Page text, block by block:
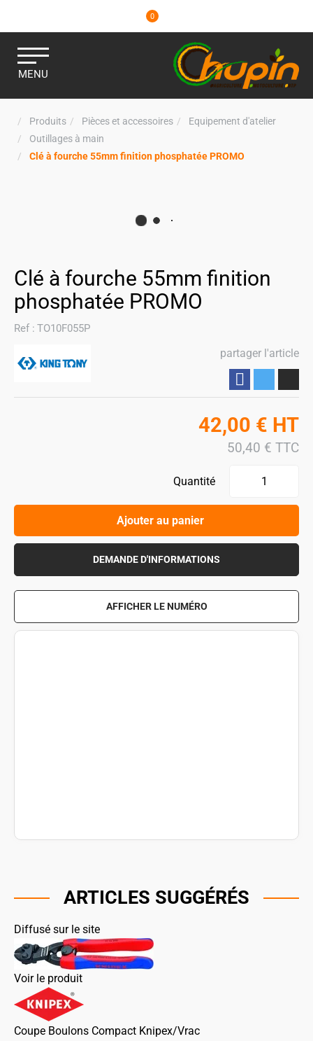
0
MENU
Produits Pièces et accessoires
Equipement d'atelier
Outillages à main
Clé à fourche 55mm finition phosphatée PROMO
Clé à fourche 55mm finition
phosphatée PROMO
Ref : TO10F055P
partager l'article
42,00 € HT
50,40 € TTC
Quantité
Ajouter au panier
DEMANDE D'INFORMATIONS
AFFICHER LE NUMÉRO
ARTICLES SUGGÉRÉS
Diffusé sur le site
Voir le produit
Coupe Boulons Compact Knipex/Vrac